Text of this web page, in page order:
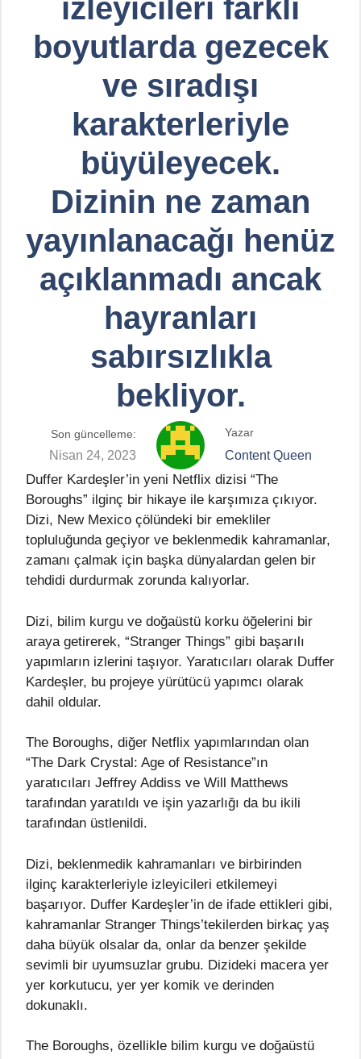
izleyicileri farklı
boyutlarda gezecek
ve sıradışı
karakterleriyle
büyüleyecek.
Dizinin ne zaman
yayınlanacağı henüz
açıklanmadı ancak
hayranları
sabırsızlıkla
bekliyor.
Son güncelleme:
Nisan 24, 2023
Yazar
Content Queen
Duffer Kardeşler’in yeni Netflix dizisi “The
Boroughs” ilginç bir hikaye ile karşımıza çıkıyor.
Dizi, New Mexico çölündeki bir emekliler
topluluğunda geçiyor ve beklenmedik kahramanlar,
zamanı çalmak için başka dünyalardan gelen bir
tehdidi durdurmak zorunda kalıyorlar.
Dizi, bilim kurgu ve doğaüstü korku öğelerini bir
araya getirerek, “Stranger Things” gibi başarılı
yapımların izlerini taşıyor. Yaratıcıları olarak Duffer
Kardeşler, bu projeye yürütücü yapımcı olarak
dahil oldular.
The Boroughs, diğer Netflix yapımlarından olan
“The Dark Crystal: Age of Resistance”ın
yaratıcıları Jeffrey Addiss ve Will Matthews
tarafından yaratıldı ve işin yazarlığı da bu ikili
tarafından üstlenildi.
Dizi, beklenmedik kahramanları ve birbirinden
ilginç karakterleriyle izleyicileri etkilemeyi
başarıyor. Duffer Kardeşler’in de ifade ettikleri gibi,
kahramanlar Stranger Things’tekilerden birkaç yaş
daha büyük olsalar da, onlar da benzer şekilde
sevimli bir uyumsuzlar grubu. Dizideki macera yer
yer korkutucu, yer yer komik ve derinden
dokunaklı.
The Boroughs, özellikle bilim kurgu ve doğaüstü